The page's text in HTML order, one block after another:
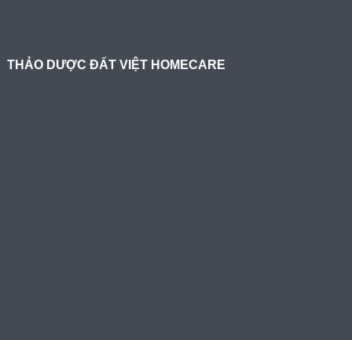
THẢO DƯỢC ĐẤT VIỆT HOMECARE